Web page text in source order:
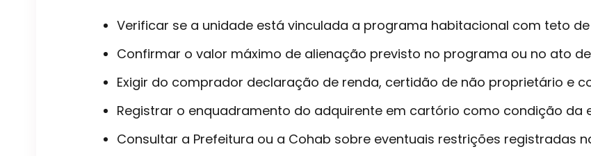
Verificar se a unidade está vinculada a programa habitacional com teto
Confirmar o valor máximo de alienação previsto no programa ou no ato
Exigir do comprador declaração de renda, certidão de não proprietário e
Registrar o enquadramento do adquirente em cartório como condição da
Consultar a Prefeitura ou a Cohab sobre eventuais restrições registradas